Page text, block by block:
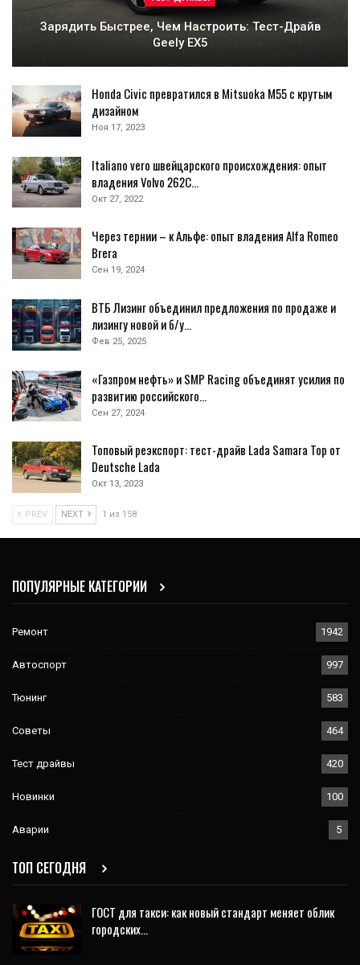
Зарядить Быстрее, Чем Настроить: Тест-Драйв
Geely EX5
Honda Civic превратился в Mitsuoka M55 с крутым
дизайном
Ноя 17, 2023
Italiano vero швейцарского происхождения: опыт
владения Volvo 262С…
Окт 27, 2022
Через тернии – к Альфе: опыт владения Alfa Romeo
Brera
Сен 19, 2024
ВТБ Лизинг объединил предложения по продаже и
лизингу новой и б/у…
Фев 25, 2025
«Газпром нефть» и SMP Racing объединят усилия по
развитию российского…
Сен 27, 2024
Топовый реэкспорт: тест-драйв Lada Samara Top от
Deutsche Lada
Окт 13, 2023
PREV NEXT 1 из 158
ПОПУЛЯРНЫЕ КАТЕГОРИИ
Ремонт 1942
Автоспорт 997
Тюнинг 583
Советы 464
Тест драйвы 420
Новинки 100
Аварии 5
ТОП СЕГОДНЯ
ГОСТ для такси: как новый стандарт меняет облик
городских…